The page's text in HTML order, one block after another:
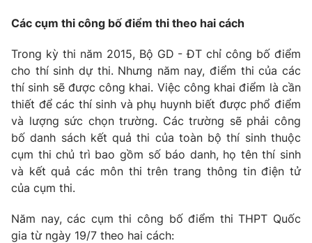
Video Shorts video
VTV Money VTV Thể thao
VTV Sức khoẻ Bất động sản
Thị trường 24h Tấm lòng Việt
VTV4 Vươn mình bằng AI
VTV9 VTV8
Các cụm thi công bố điểm thi theo hai cách
Trong kỳ thi năm 2015, Bộ GD - ĐT chỉ công bố điểm
cho thí sinh dự thi. Nhưng năm nay, điểm thi của các
thí sinh sẽ được công khai. Việc công khai điểm là cần
thiết để các thí sinh và phụ huynh biết được phổ điểm
và lượng sức chọn trường. Các trường sẽ phải công
bố danh sách kết quả thi của toàn bộ thí sinh thuộc
cụm thi chủ trì bao gồm số báo danh, họ tên thí sinh
và kết quả các môn thi trên trang thông tin điện tử
của cụm thi.
Năm nay, các cụm thi công bố điểm thi THPT Quốc
gia từ ngày 19/7 theo hai cách: